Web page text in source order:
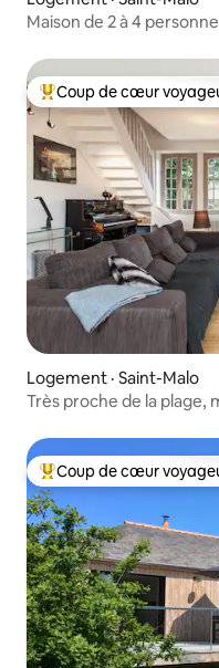
Maison de 2 à 4
Coup de cœur
Coup de cœur
Logement · Saint-Malo
Très proche de la plage,
Coup de cœur
Coup de cœur